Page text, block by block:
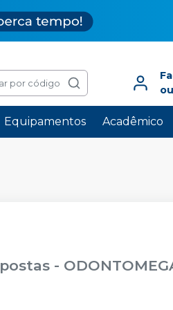
por código
Equipamentos Acadêmico
-